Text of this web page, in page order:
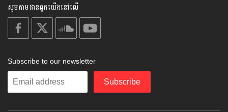
សូមតាមដានពួកយើងនៅលើ
on
facebook
on on
soundcloud
on
Subscribe to our newsletter
Enter
Subscribe